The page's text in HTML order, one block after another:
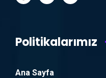
Politikalarımız
Ana Sayfa